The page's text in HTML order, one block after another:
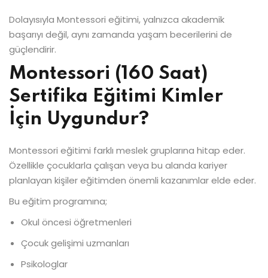
Dolayısıyla Montessori eğitimi, yalnızca akademik
başarıyı değil, aynı zamanda yaşam becerilerini de
güçlendirir.
Montessori (160 Saat)
Sertifika Eğitimi Kimler
İçin Uygundur?
Montessori eğitimi farklı meslek gruplarına hitap eder.
Özellikle çocuklarla çalışan veya bu alanda kariyer
planlayan kişiler eğitimden önemli kazanımlar elde eder.
Bu eğitim programına;
Okul öncesi öğretmenleri
Çocuk gelişimi uzmanları
Psikologlar